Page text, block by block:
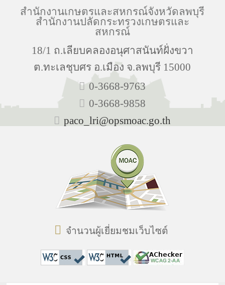
สำนักงานเกษตรและสหกรณ์จังหวัดลพบุรี
สำนักงานปลัดกระทรวงเกษตรและ
สหกรณ์
18/1 ถ.เลียบคลองอนุศาสนันท์ฝั่งขวา
ต.ทะเลชุบศร อ.เมือง จ.ลพบุรี 15000
0-3668-9763
0-3668-9858
paco_lri@opsmoac.go.th
จำนวนผู้เยี่ยมชมเว็บไซต์